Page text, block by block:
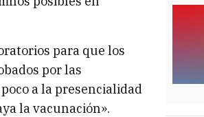
para que los
por las
a la presencialidad
la vacunación».